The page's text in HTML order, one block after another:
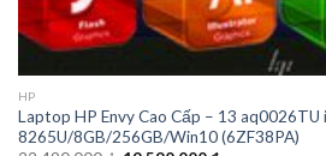
HP
Laptop HP Envy Cao Cấp – 13 aq0026TU
8265U/8GB/256GB/Win10 (6ZF38PA)